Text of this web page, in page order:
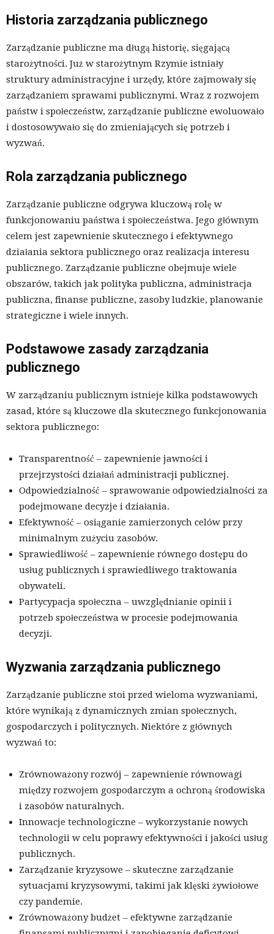
Historia zarządzania publicznego
Zarządzanie publiczne ma długą historię, sięgającą
starożytności. Już w starożytnym Rzymie istniały
struktury administracyjne i urzędy, które zajmowały się
zarządzaniem sprawami publicznymi. Wraz z rozwojem
państw i społeczeństw, zarządzanie publiczne ewoluowało
i dostosowywało się do zmieniających się potrzeb i
wyzwań.
Rola zarządzania publicznego
Zarządzanie publiczne odgrywa kluczową rolę w
funkcjonowaniu państwa i społeczeństwa. Jego głównym
celem jest zapewnienie skutecznego i efektywnego
działania sektora publicznego oraz realizacja interesu
publicznego. Zarządzanie publiczne obejmuje wiele
obszarów, takich jak polityka publiczna, administracja
publiczna, finanse publiczne, zasoby ludzkie, planowanie
strategiczne i wiele innych.
Podstawowe zasady zarządzania
publicznego
W zarządzaniu publicznym istnieje kilka podstawowych
zasad, które są kluczowe dla skutecznego funkcjonowania
sektora publicznego:
Transparentność – zapewnienie jawności i
przejrzystości działań administracji publicznej.
Odpowiedzialność – sprawowanie odpowiedzialności za
podejmowane decyzje i działania.
Efektywność – osiąganie zamierzonych celów przy
minimalnym zużyciu zasobów.
Sprawiedliwość – zapewnienie równego dostępu do
usług publicznych i sprawiedliwego traktowania
obywateli.
Partycypacja społeczna – uwzględnianie opinii i
potrzeb społeczeństwa w procesie podejmowania
decyzji.
Wyzwania zarządzania publicznego
Zarządzanie publiczne stoi przed wieloma wyzwaniami,
które wynikają z dynamicznych zmian społecznych,
gospodarczych i politycznych. Niektóre z głównych
wyzwań to:
Zrównoważony rozwój – zapewnienie równowagi
między rozwojem gospodarczym a ochroną środowiska
i zasobów naturalnych.
Innowacje technologiczne – wykorzystanie nowych
technologii w celu poprawy efektywności i jakości usług
publicznych.
Zarządzanie kryzysowe – skuteczne zarządzanie
sytuacjami kryzysowymi, takimi jak klęski żywiołowe
czy pandemie.
Zrównoważony budżet – efektywne zarządzanie